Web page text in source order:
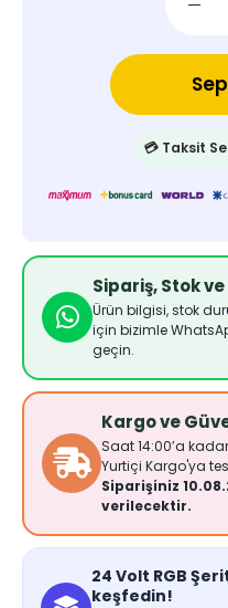
💳 Taksit
Sipariş, Stok
Ürün bilgisi, stok
için bizimle
geçin.
Kargo ve
Saat 14:00’a
Yurtiçi Kargo'ya
Siparişiniz
verilecektir.
24 Volt RGB
keşfedin!